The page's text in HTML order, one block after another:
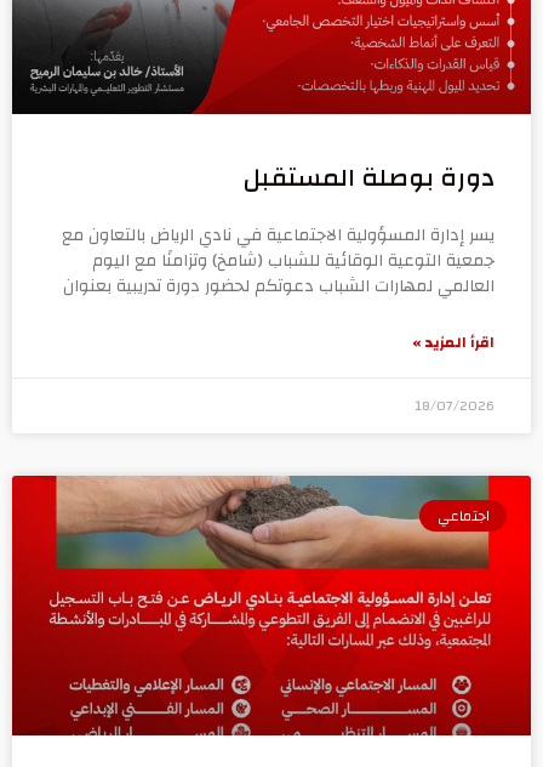
دورة بوصلة المستقبل
يسر إدارة المسؤولية الاجتماعية في نادي الرياض بالتعاون مع
جمعية التوعية الوقائية للشباب (شامخ) وتزامنًا مع اليوم
العالمي لمهارات الشباب دعوتكم لحضور دورة تدريبية بعنوان
اقرأ المزيد »
18/07/2026
اجتماعي